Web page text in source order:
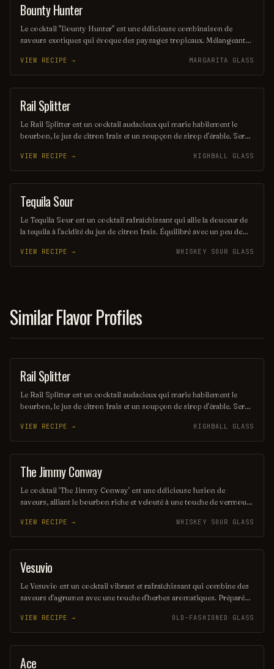
COCKTAIL
Bounty Hunter
Le cocktail "Bounty Hunter" est une délicieuse combinaison de
saveurs exotiques qui évoque des paysages tropicaux. Mélangeant
expérience rafraîchissante et envoûtante, parfaite pour les amateurs
de cocktails d'été. Sa présentation colorée et son goût unique en
font un véritable trésor à découvrir.
VIEW RECIPE → MARGARITA GLASS
COCKTAIL
Rail Splitter
Le Rail Splitter est un cocktail audacieux qui marie habilement le
bourbon, le jus de citron frais et un soupçon de sirop d'érable. Servi
évoquant les saveurs rustiques du terroir américain. Parfait pour les
amateurs de cocktails classiques revisités, il saura séduire vos
papilles.
VIEW RECIPE → HIGHBALL GLASS
ORDINARY DRINK
Tequila Sour
Le Tequila Sour est un cocktail rafraîchissant qui allie la douceur de
la tequila à l'acidité du jus de citron frais. Équilibré avec un peu de
veloutée, il offre une expérience gustative à la fois vive et onctueuse.
Parfait pour les amateurs de cocktails qui recherchent une touche
VIEW RECIPE → WHISKEY SOUR GLASS
Similar Flavor Profiles
COCKTAIL
Rail Splitter
Le Rail Splitter est un cocktail audacieux qui marie habilement le
bourbon, le jus de citron frais et un soupçon de sirop d'érable. Servi
évoquant les saveurs rustiques du terroir américain. Parfait pour les
amateurs de cocktails classiques revisités, il saura séduire vos
papilles.
VIEW RECIPE → HIGHBALL GLASS
COCKTAIL
The Jimmy Conway
Le cocktail 'The Jimmy Conway' est une délicieuse fusion de
saveurs, alliant le bourbon riche et velouté à une touche de vermouth
confite en garniture, il évoque l'élégance et le charme des soirées
raffinées. Un véritable hommage à l'art de la mixologie.
VIEW RECIPE → WHISKEY SOUR GLASS
ORDINARY DRINK
Vesuvio
Le Vesuvio est un cocktail vibrant et rafraîchissant qui combine des
saveurs d'agrumes avec une touche d'herbes aromatiques. Préparé
évoque la chaleur et l'énergie du célèbre volcan italien. Servi sur
glace avec une garniture de zeste d'orange, il est parfait pour une
soirée estivale.
VIEW RECIPE → OLD-FASHIONED GLASS
COCKTAIL
Ace